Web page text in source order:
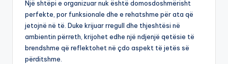
Një shtëpi e organizuar nuk është domosdoshmërisht
perfekte, por funksionale dhe e rehatshme për ata që
jetojnë në të. Duke krijuar rregull dhe thjeshtësi në
ambientin përreth, krijohet edhe një ndjenjë qetësie të
brendshme që reflektohet në çdo aspekt të jetës së
përditshme.